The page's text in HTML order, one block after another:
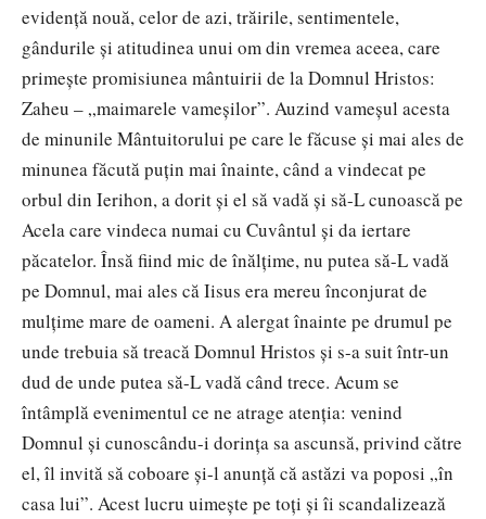
evidență nouă, celor de azi, trăirile, sentimentele,
gândurile și atitudinea unui om din vremea aceea, care
primește promisiunea mântuirii de la Domnul Hristos:
Zaheu – „maimarele vameșilor”. Auzind vameșul acesta
de minunile Mântuitorului pe care le făcuse şi mai ales de
minunea făcută puţin mai înainte, când a vindecat pe
orbul din Ierihon, a dorit şi el să vadă și să-L cunoască pe
Acela care vindeca numai cu Cuvântul şi da iertare
păcatelor. Însă fiind mic de înălțime, nu putea să-L vadă
pe Domnul, mai ales că Iisus era mereu înconjurat de
mulţime mare de oameni. A alergat înainte pe drumul pe
unde trebuia să treacă Domnul Hristos şi s-a suit într-un
dud de unde putea să-L vadă când trece. Acum se
întâmplă evenimentul ce ne atrage atenția: venind
Domnul și cunoscându-i dorința sa ascunsă, privind către
el, îl invită să coboare și-l anunță că astăzi va poposi „în
casa lui”. Acest lucru uimește pe toți și îi scandalizează